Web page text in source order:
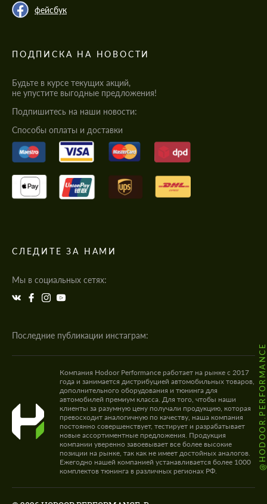
фейсбук
ПОДПИСКА НА НОВОСТИ
Будьте в курсе текущих акций,
не упустите выгодные предложения!
Подпишитесь на наши новости:
Cпособы оплаты и доставки
СЛЕДИТЕ ЗА НАМИ
Мы в социальных сетях:
Последние публикации инстаграм:
@HODOOR.PERFORMANCE
Компания Hodoor Performance работает на рынке с 2017
года и занимается дистрибуцией автомобильных товаров,
дополнительного оборудования и тюнинга для
автомобилей премиум класса. Для того, чтобы наши
клиенты за разумную цену получали продукцию, которая
превосходит аналогичную по качеству, наша компания
постоянно совершенствует, тестирует и разрабатывает
новые ассортиментные предложения. Продукция
компании уверенно завоевывает все более высокие
позиции на рынке, так как не имеет достойных аналогов.
Ежегодно нашей компанией устанавливается более 1000
комплектов тюнинга в различных регионах РФ.